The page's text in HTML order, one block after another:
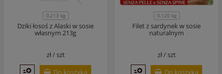
0,213 kg
Dziki łosoś z Alaski w sosie
własnym 213g
zł /szt
Do koszyka
0,120 kg
Filet z sardynek w sosie
naturalnym
zł /szt
Do koszyka